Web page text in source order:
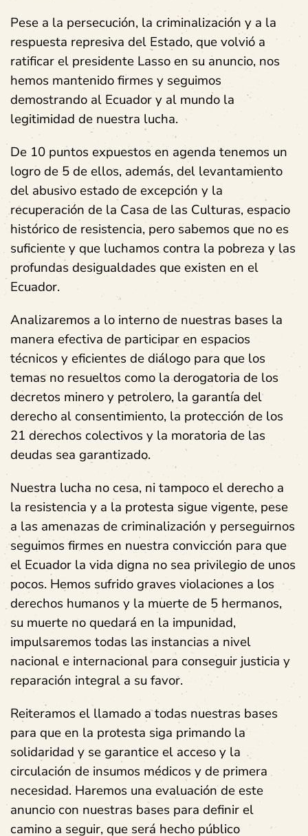
Pese a la persecución, la criminalización y a la
respuesta represiva del Estado, que volvió a
ratificar el presidente Lasso en su anuncio, nos
hemos mantenido firmes y seguimos
demostrando al Ecuador y al mundo la
legitimidad de nuestra lucha.
De 10 puntos expuestos en agenda tenemos un
logro de 5 de ellos, además, del levantamiento
del abusivo estado de excepción y la
recuperación de la Casa de las Culturas, espacio
histórico de resistencia, pero sabemos que no es
suficiente y que luchamos contra la pobreza y las
profundas desigualdades que existen en el
Ecuador.
Analizaremos a lo interno de nuestras bases la
manera efectiva de participar en espacios
técnicos y eficientes de diálogo para que los
temas no resueltos como la derogatoria de los
decretos minero y petrolero, la garantía del
derecho al consentimiento, la protección de los
21 derechos colectivos y la moratoria de las
deudas sea garantizado.
Nuestra lucha no cesa, ni tampoco el derecho a
la resistencia y a la protesta sigue vigente, pese
a las amenazas de criminalización y perseguirnos
seguimos firmes en nuestra convicción para que
el Ecuador la vida digna no sea privilegio de unos
pocos. Hemos sufrido graves violaciones a los
derechos humanos y la muerte de 5 hermanos,
su muerte no quedará en la impunidad,
impulsaremos todas las instancias a nivel
nacional e internacional para conseguir justicia y
reparación integral a su favor.
Reiteramos el llamado a todas nuestras bases
para que en la protesta siga primando la
solidaridad y se garantice el acceso y la
circulación de insumos médicos y de primera
necesidad.Haremos una evaluación de este
anuncio con nuestras bases para definir el
camino a seguir, que será hecho público